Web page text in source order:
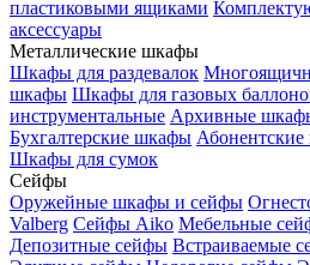
пластиковыми ящиками
аксессуары
Металлические шкафы
Шкафы для раздевалок
шкафы Шкафы для газовых
инструментальные Архивные
Бухгалтерские шкафы
Шкафы для сумок
Сейфы
Оружейные шкафы и сейфы
Valberg Сейфы Aiko Мебельные
Депозитные сейфы Встраиваемые